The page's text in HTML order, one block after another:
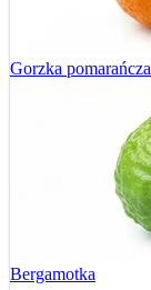
Gorzka pomarańcza
Bergamotka